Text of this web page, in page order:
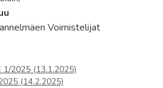
Voimistelijat
1/2025 (13.1.2025)
(14.2.2025)